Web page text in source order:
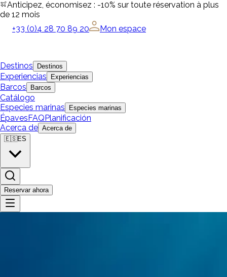
Anticipez, économisez : -10% sur toute réservation à plus
de 12 mois
+33 (0)4 28 70 89 20
Mon espace
Destinos Destinos
Experiencias Experiencias
Barcos Barcos
Catálogo
Especies marinas
Especies marinas
ÉpavesFAQPlanificación
Acerca de Acerca de
🇪🇸ES
Reservar ahora